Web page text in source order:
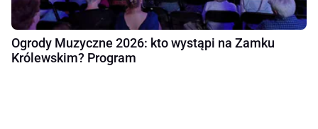
Ogrody Muzyczne 2026: kto wystąpi na Zamku
Królewskim? Program